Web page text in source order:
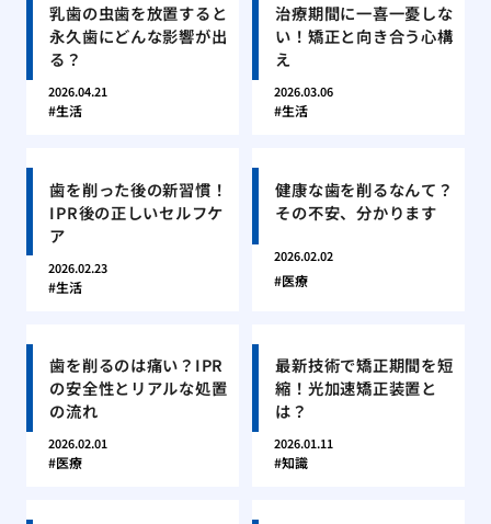
乳歯の虫歯を放置すると
永久歯にどんな影響が出
る？
2026.04.21
生活
治療期間に一喜一憂しな
い！矯正と向き合う心構
え
2026.03.06
生活
歯を削った後の新習慣！
IPR後の正しいセルフケ
ア
2026.02.23
生活
健康な歯を削るなんて？
その不安、分かります
2026.02.02
医療
歯を削るのは痛い？IPR
の安全性とリアルな処置
の流れ
2026.02.01
医療
最新技術で矯正期間を短
縮！光加速矯正装置と
は？
2026.01.11
知識